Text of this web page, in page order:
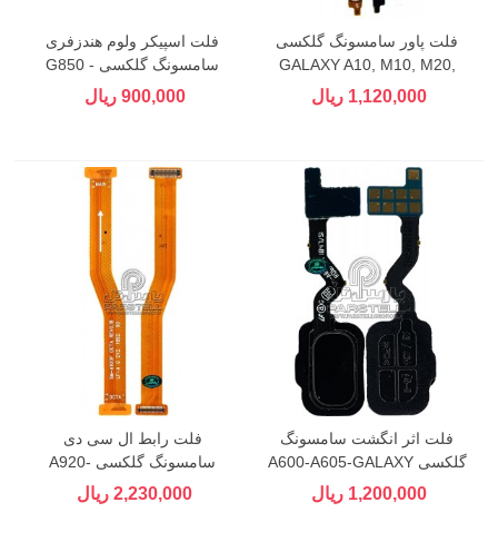
فلت پاور سامسونگ گلکسی
GALAXY A10, M10, M20,
M30, M40
1,120,000 ریال
فلت اسپیکر ولوم هندزفری
سامسونگ گلکسی G850 -
GALAXY ALPHA
900,000 ریال
فلت اثر انگشت سامسونگ
گلکسی A600-A605-GALAXY
A6-A6 PLUS
1,200,000 ریال
فلت رابط ال سی دی
سامسونگ گلکسی A920-
GALAXY A9 2018
2,230,000 ریال